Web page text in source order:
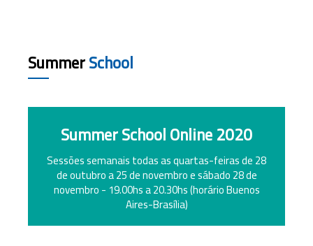
SummerSchool
Summer School Online 2020
Sessões semanais todas as quartas-feiras de 28
de outubro a 25 de novembro e sábado 28 de
novembro - 19.00hs a 20.30hs (horário Buenos
Aires-Brasília)